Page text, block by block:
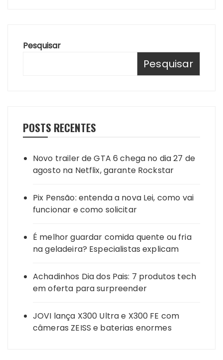
Pesquisar
Pesquisar
POSTS RECENTES
Novo trailer de GTA 6 chega no dia 27 de
agosto na Netflix, garante Rockstar
Pix Pensão: entenda a nova Lei, como vai
funcionar e como solicitar
É melhor guardar comida quente ou fria
na geladeira? Especialistas explicam
Achadinhos Dia dos Pais: 7 produtos tech
em oferta para surpreender
JOVI lança X300 Ultra e X300 FE com
câmeras ZEISS e baterias enormes